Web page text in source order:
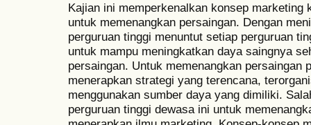
Kajian ini memperkenalkan konsep marketing
untuk memenangkan persaingan. Dengan
perguruan tinggi menuntut setiap perguruan
untuk mampu meningkatkan daya saingnya
persaingan. Untuk memenangkan persaingan
menerapkan strategi yang terencana,
menggunakan sumber daya yang dimiliki.
perguruan tinggi dewasa ini untuk